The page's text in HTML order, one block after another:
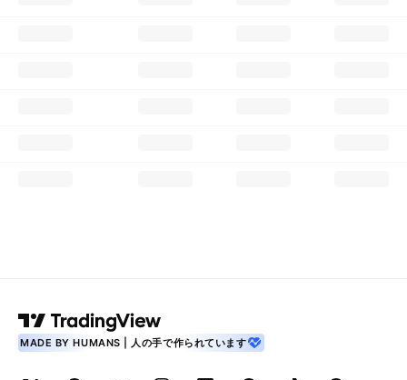
MADE BY HUMANS | 人の手で作られています